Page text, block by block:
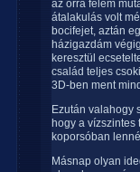
az orra felém
átalakulás volt
bocifejet, aztán
házigazdám
keresztül
család teljes
3D-ben ment
Ezután valahogy
hogy a
koporsóban
Másnap olyan